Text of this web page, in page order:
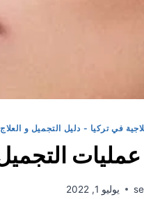
في تركيا - دليل التجميل و
يوليو 1, 2022